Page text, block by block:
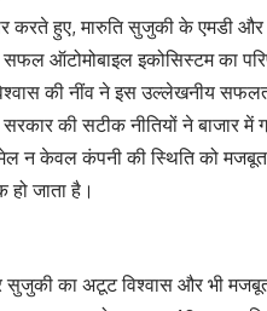
करते हुए, मारुति सुजुकी के एमडी
ऑटोमोबाइल इकोसिस्टम का
की नींव ने इस उल्लेखनीय
की सटीक नीतियों ने बाजार में
न केवल कंपनी की स्थिति को
हो जाता है।
का अटूट विश्वास और भी